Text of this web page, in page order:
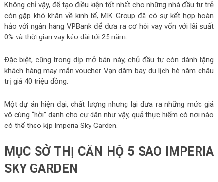
Không chỉ vậy, để tạo điều kiện tốt nhất cho những nhà đầu tư trẻ
còn gặp khó khăn về kinh tế, MIK Group đã có sự kết hợp hoàn
hảo với ngân hàng VPBank để đưa ra cơ hội vay vốn với lãi suất
0% và thời gian vay kéo dài tới 25 năm.
Đặc biệt, cũng trong dịp mở bán này, chủ đầu tư còn dành tặng
khách hàng may mắn voucher Vạn dăm bay du lịch hè năm châu
trị giá 40 triệu đồng.
Một dự án hiện đại, chất lượng nhưng lại đưa ra những mức giá
vô cùng “hời” dành cho cư dân như vậy, quả thực hiếm có nơi nào
có thể theo kịp Imperia Sky Garden.
MỤC SỞ THỊ CĂN HỘ 5 SAO IMPERIA
SKY GARDEN